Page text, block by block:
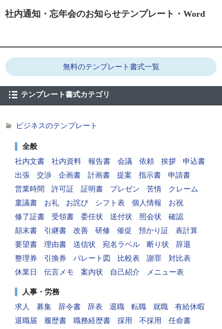
社内通知・忘年会のお知らせテンプレート・Word
無料のテンプレート書式一覧
テンプレート書式カテゴリ
ビジネスのテンプレート
全般
社内文書
社内資料 報告書 会議 依頼 挨拶
申込書
出張
交渉 企画書 計画書 提案 指示書
申請書
営業時間
許可証 証明書 プレゼン 苦情
クレーム
稟議書
お礼 お詫び シフト表 個人情報
お祝
修了証書
受領書 委任状 送付状 照会状
確認
顛末書
引継書 改善 研修 催促 預かり証
表計算
要望書
理由書 送信状 宛名ラベル 断り状
辞退
整理券
引換券 パレート図 比較表 謝罪
対比表
休業日
伝言メモ 案内状 自己紹介 メニュー表
人事・労務
求人
募集 辞令書 辞表 退職 転職 就職
有給休暇
退職届
履歴書 職務経歴書 採用 不採用
任命書